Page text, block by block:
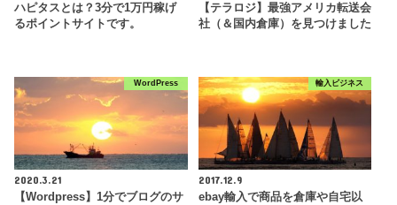
ハピタスとは？3分で1万円稼げ
るポイントサイトです。
【テラロジ】最強アメリカ転送会
社（＆国内倉庫）を見つけました
WordPress
2020.3.21
【Wordpress】1分でブログのサ
輸入ビジネス
2017.12.9
ebay輸入で商品を倉庫や自宅以